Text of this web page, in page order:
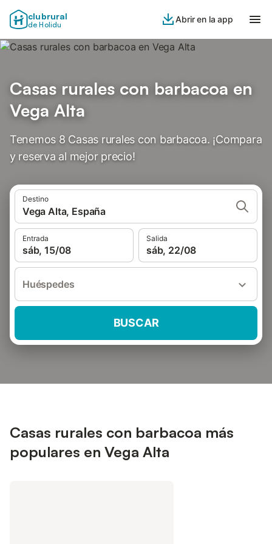
clubrural
de Holidu
Abrir en la app
Casas rurales con barbacoa en
Vega Alta
Tenemos 8 Casas rurales con barbacoa. ¡Compara
y reserva al mejor precio!
Destino
Vega Alta, España
Entrada
sáb, 15/08
Salida
sáb, 22/08
Huéspedes
BUSCAR
Casas rurales con barbacoa más
populares en Vega Alta